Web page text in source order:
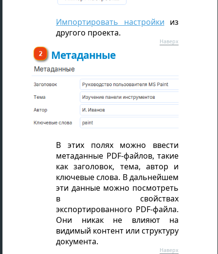
Импортировать настройки из
другого проекта.
Наверх
Метаданные
В этих полях можно ввести
метаданные PDF-файлов, такие
как заголовок, тема, автор и
ключевые слова. В дальнейшем
эти данные можно посмотреть
в свойствах
экспортированного PDF-файла.
Они никак не влияют на
видимый контент или структуру
документа.
Наверх